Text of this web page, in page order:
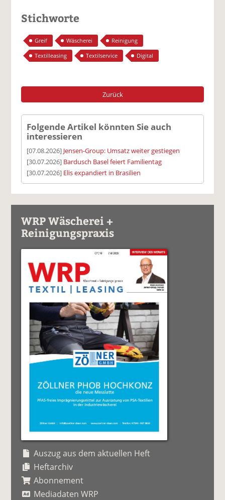
Stichworte
Greif Wäscherei
Reinigung
Textilleasing
Textilservice Digital
Zurück
Folgende Artikel könnten Sie auch
interessieren
[07.08.2026] Jensen-Group: Umsatz weiter gestiegen
[30.07.2026] Bardusch Basel feiert Familientag
[30.07.2026] Elis expandiert in Brasilien
WRP Wäscherei +
Reinigungspraxis
Auszug aus dem aktuellen Heft
Heftarchiv
Abonnement
Mediadaten WRP